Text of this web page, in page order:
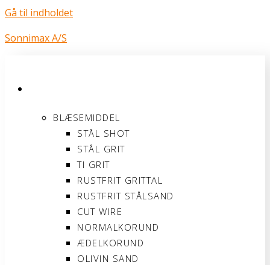
Gå til indholdet
Sonnimax A/S
BLÆSEMIDDEL
STÅL SHOT
STÅL GRIT
TI GRIT
RUSTFRIT GRITTAL
RUSTFRIT STÅLSAND
CUT WIRE
NORMALKORUND
ÆDELKORUND
OLIVIN SAND